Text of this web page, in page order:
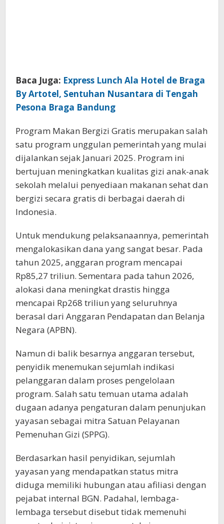
Baca Juga: Express Lunch Ala Hotel de Braga
By Artotel, Sentuhan Nusantara di Tengah
Pesona Braga Bandung
Program Makan Bergizi Gratis merupakan salah
satu program unggulan pemerintah yang mulai
dijalankan sejak Januari 2025. Program ini
bertujuan meningkatkan kualitas gizi anak-anak
sekolah melalui penyediaan makanan sehat dan
bergizi secara gratis di berbagai daerah di
Indonesia.
Untuk mendukung pelaksanaannya, pemerintah
mengalokasikan dana yang sangat besar. Pada
tahun 2025, anggaran program mencapai
Rp85,27 triliun. Sementara pada tahun 2026,
alokasi dana meningkat drastis hingga
mencapai Rp268 triliun yang seluruhnya
berasal dari Anggaran Pendapatan dan Belanja
Negara (APBN).
Namun di balik besarnya anggaran tersebut,
penyidik menemukan sejumlah indikasi
pelanggaran dalam proses pengelolaan
program. Salah satu temuan utama adalah
dugaan adanya pengaturan dalam penunjukan
yayasan sebagai mitra Satuan Pelayanan
Pemenuhan Gizi (SPPG).
Berdasarkan hasil penyidikan, sejumlah
yayasan yang mendapatkan status mitra
diduga memiliki hubungan atau afiliasi dengan
pejabat internal BGN. Padahal, lembaga-
lembaga tersebut disebut tidak memenuhi